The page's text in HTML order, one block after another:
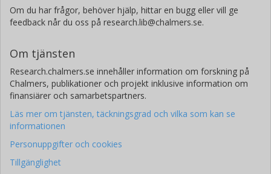
Om du har frågor, behöver hjälp, hittar en bugg eller vill ge
feedback når du oss på research.lib@chalmers.se.
Om tjänsten
Research.chalmers.se innehåller information om forskning på
Chalmers, publikationer och projekt inklusive information om
finansiärer och samarbetspartners.
Läs mer om tjänsten, täckningsgrad och vilka som kan se
informationen
Personuppgifter och cookies
Tillgänglighet